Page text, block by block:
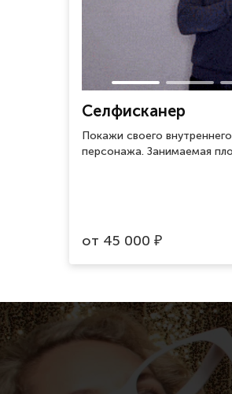
Селфисканер
Покажи своего
персонажа. Занимаемая
от 45 000 ₽